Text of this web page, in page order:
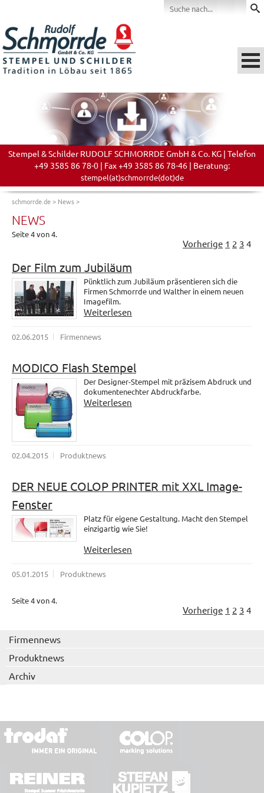
Stempel & Schilder RUDOLF SCHMORRDE GmbH & Co. KG | Telefon
+49 3585 86 78-0 | Fax +49 3585 86 78-46 | Beratung:
stempel(at)schmorrde(dot)de
schmorrde.de> News>
NEWS
Seite 4 von 4.
Vorherige 1 2 3 4
Der Film zum Jubiläum
Pünktlich zum Jubiläum präsentieren sich die
Firmen Schmorrde und Walther in einem neuen
Imagefilm.
Weiterlesen
02.06.2015 Firmennews
MODICO Flash Stempel
Der Designer-Stempel mit präzisem Abdruck und
dokumentenechter Abdruckfarbe.
Weiterlesen
02.04.2015 Produktnews
DER NEUE COLOP PRINTER mit XXL Image-
Fenster
Platz für eigene Gestaltung. Macht den Stempel
einzigartig wie Sie!
Weiterlesen
05.01.2015 Produktnews
Seite 4 von 4.
Vorherige 1 2 3 4
Firmennews
Produktnews
Archiv